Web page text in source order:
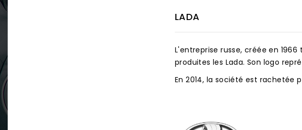
LADA
L'entreprise russe, créée en
produites les Lada. Son logo
En 2014, la société est rachetée